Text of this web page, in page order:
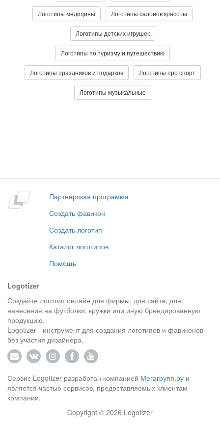
Логотипы медицины Логотипы салонов красоты
Логотипы детских игрушек
Логотипы по туризму и путешествию
Логотипы праздников и подарков Логотипы про спорт
Логотипы музыкальные
Партнерская программа
Создать фавикон
Создать логотип
Каталог логотипов
Помощь
Logotizer
Создайте логотип онлайн для фирмы, для сайта, для
нанесения на футболки, кружки или иную брендированную
продукцию.
Logotizer - инструмент для создания логотипов и фавиконов
без участия дизайнера.
Сервис Logotizer разработан компанией Мегагрупп.ру и
является частью сервисов, предоставляемых клиентам
компании.
Copyright © 2026 Logotizer